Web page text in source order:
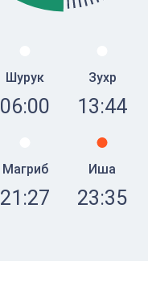
Шурук
06:00
Зухр
13:44
Магриб
21:27
Иша
23:35